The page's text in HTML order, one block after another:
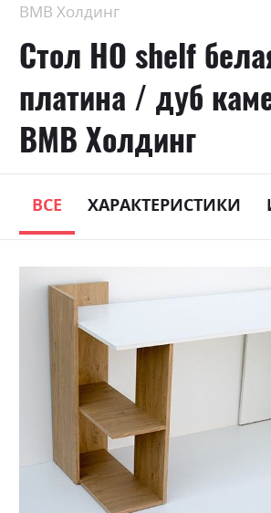
ВМВ Холдинг
Стол HO shelf
платина / дуб
ВМВ Холдинг
ВСЕ ХАРАКТЕРИСТИКИ
gallery